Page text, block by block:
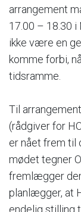
arrangement
17.00 – 18.30 i
ikke være en
komme forbi,
tidsramme.
Til
(rådgiver for
er nået frem til
mødet tegner
fremlægger
planlægger, at
endelig stilling